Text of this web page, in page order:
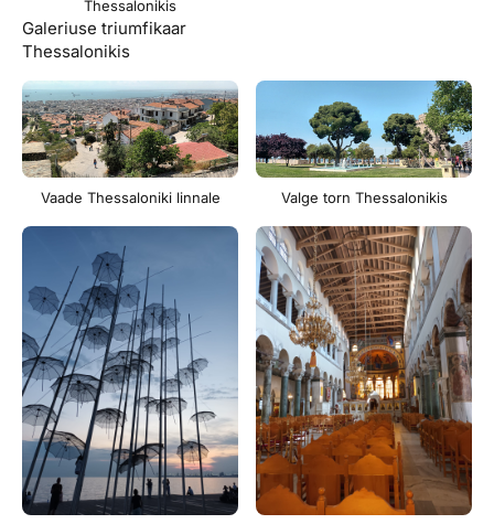
Thessalonikis
Galeriuse triumfikaar
Thessalonikis
Vaade Thessaloniki linnale Valge torn Thessalonikis